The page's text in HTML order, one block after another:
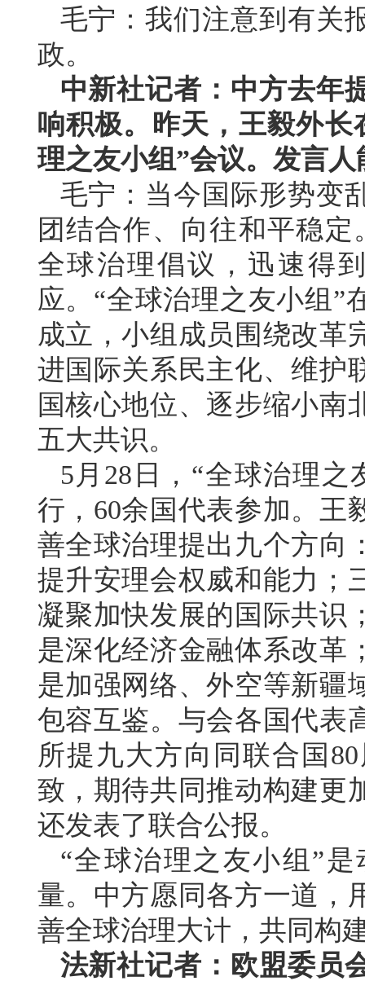
毛宁：我们注意到有关
政。
中新社记者：中方去年
响积极。昨天，王毅外
理之友小组”会议。发言
毛宁：当今国际形势变
团结合作、向往和平稳
全球治理倡议，迅速得
应。“全球治理之友小组”
成立，小组成员围绕改革
进国际关系民主化、维护
国核心地位、逐步缩小南
五大共识。
5月28日，“全球治理
行，60余国代表参加。王
善全球治理提出九个方向
提升安理会权威和能力；
凝聚加快发展的国际共识
是深化经济金融体系改革
是加强网络、外空等新疆
包容互鉴。与会各国代表
所提九大方向同联合国
致，期待共同推动构建更
还发表了联合公报。
“全球治理之友小组”
量。中方愿同各方一道，
善全球治理大计，共同构
法新社记者：欧盟委员